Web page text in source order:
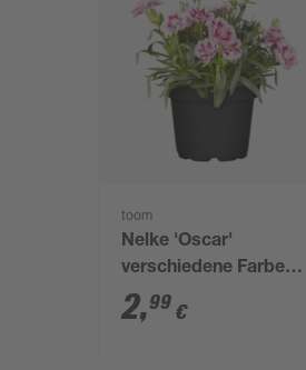
toom
Nelke 'Oscar'
verschiedene Farben
10,5 cm Topf
2,99 €